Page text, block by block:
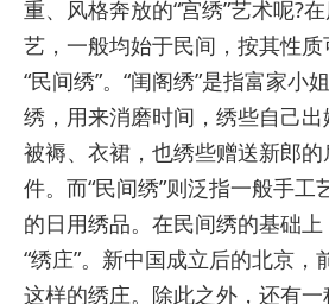
重、风格奔放的“宫绣”艺术呢?
艺，一般均始于民间，按其性质
“民间绣”。“闺阁绣”是指富家小
绣，用来消磨时间，绣些自己出
被褥、衣裙，也绣些赠送新郎
件。而“民间绣”则泛指一般手工
的日用绣品。在民间绣的基础
“绣庄”。新中国成立后的北京，
这样的绣庄。除此之外，还有